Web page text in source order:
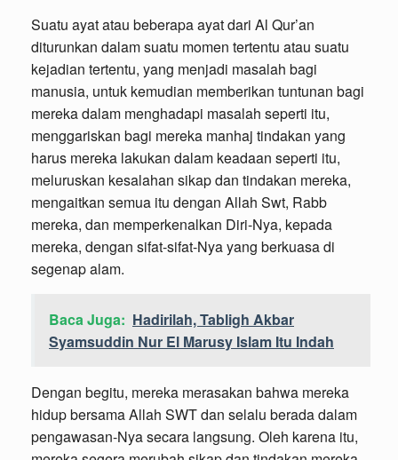
Suatu ayat atau beberapa ayat dari Al Qur’an
diturunkan dalam suatu momen tertentu atau suatu
kejadian tertentu, yang menjadi masalah bagi
manusia, untuk kemudian memberikan tuntunan bagi
mereka dalam menghadapi masalah seperti itu,
menggariskan bagi mereka manhaj tindakan yang
harus mereka lakukan dalam keadaan seperti itu,
meluruskan kesalahan sikap dan tindakan mereka,
mengaitkan semua itu dengan Allah Swt, Rabb
mereka, dan memperkenalkan Diri-Nya, kepada
mereka, dengan sifat-sifat-Nya yang berkuasa di
segenap alam.
Baca Juga: Hadirilah, Tabligh Akbar
Syamsuddin Nur El Marusy Islam Itu Indah
Dengan begitu, mereka merasakan bahwa mereka
hidup bersama Allah SWT dan selalu berada dalam
pengawasan-Nya secara langsung. Oleh karena itu,